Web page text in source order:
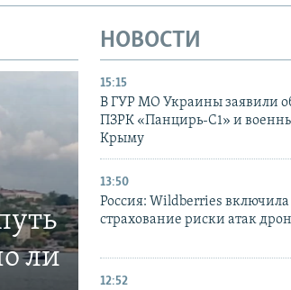
ли
НОВОСТИ
15:15
В ГУР МО Украины заявили
ПЗРК «Панцирь-С1» и
Крыму
13:50
Россия: Wildberries включила
страхование риски атак
12:52